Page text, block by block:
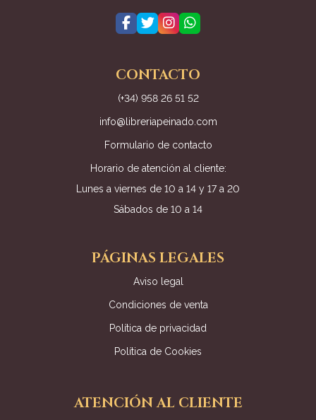
CONTACTO
(+34) 958 26 51 52
info@libreriapeinado.com
Formulario de contacto
Horario de atención al cliente:
Lunes a viernes de 10 a 14 y 17 a 20
Sábados de 10 a 14
PÁGINAS LEGALES
Aviso legal
Condiciones de venta
Política de privacidad
Política de Cookies
ATENCIÓN AL CLIENTE